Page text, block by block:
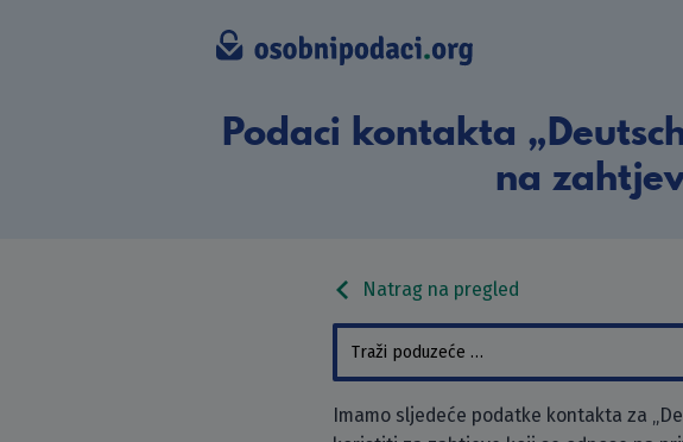
Podaci kontakta
na
Natrag na pregled
Imamo sljedeće podatke kontakta za